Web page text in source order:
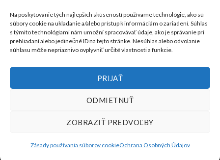
Na poskytovanie tých najlepších skúseností používame technológie, ako sú
súbory cookie na ukladanie a/alebo prístup k informáciám o zariadení. Súhlas
s týmito technológiami nám umožní spracovávať údaje, ako je správanie pri
prehliadaní alebo jedinečné ID na tejto stránke. Nesúhlas alebo odvolanie
súhlasu môže nepriaznivo ovplyvniť určité vlastnosti a funkcie.
PRIJAŤ
ODMIETNUŤ
ZOBRAZIŤ PREDVOĽBY
Zásady používania súborov cookieOchrana Osobných Údajov
924 01 Galanta
Slovensko
2026 ©Teleshop.sk